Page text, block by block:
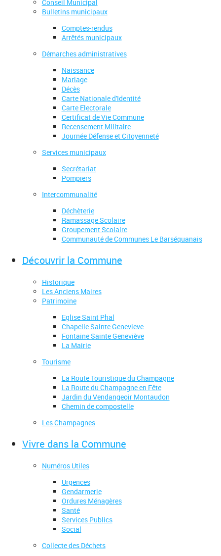
Conseil Municipal
Bulletins municipaux
Comptes-rendus
Arrêtés municipaux
Démarches administratives
Naissance
Mariage
Décès
Carte Nationale d'Identité
Carte Electorale
Certificat de Vie Commune
Recensement Militaire
Journée Défense et Citoyenneté
Services municipaux
Secrétariat
Pompiers
Intercommunalité
Déchèterie
Ramassage Scolaire
Groupement Scolaire
Communauté de Communes Le Barséquanais
Découvrir la Commune
Historique
Les Anciens Maires
Patrimoine
Eglise Saint Phal
Chapelle Sainte Genevieve
Fontaine Sainte Geneviève
La Mairie
Tourisme
La Route Touristique du Champagne
La Route du Champagne en Fête
Jardin du Vendangeoir Montaudon
Chemin de compostelle
Les Champagnes
Vivre dans la Commune
Numéros Utiles
Urgences
Gendarmerie
Ordures Ménagères
Santé
Services Publics
Social
Collecte des Déchets